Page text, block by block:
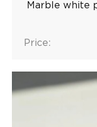
Marble white
Price: